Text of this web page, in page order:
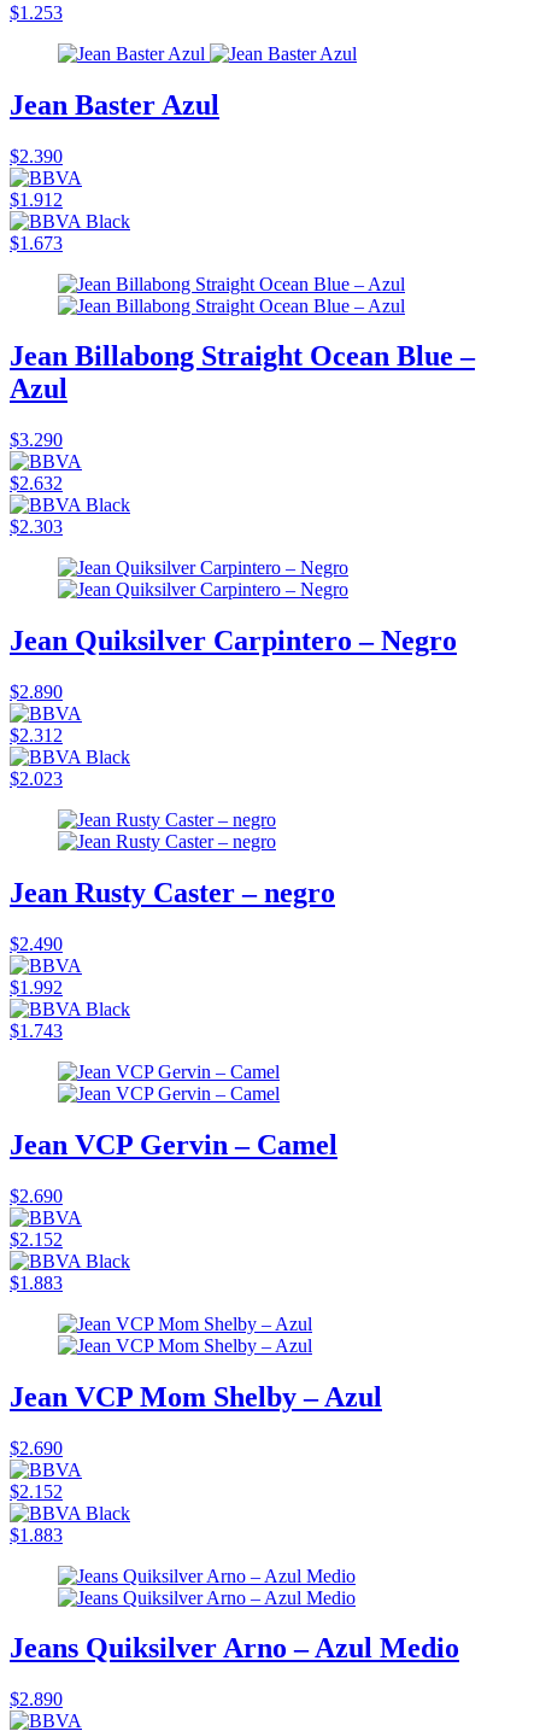
$1.253
Jean Baster Azul
$2.390
$1.912
$1.673
Jean Billabong Straight Ocean Blue –
Azul
$3.290
$2.632
$2.303
Jean Quiksilver Carpintero – Negro
$2.890
$2.312
$2.023
Jean Rusty Caster – negro
$2.490
$1.992
$1.743
Jean VCP Gervin – Camel
$2.690
$2.152
$1.883
Jean VCP Mom Shelby – Azul
$2.690
$2.152
$1.883
Jeans Quiksilver Arno – Azul Medio
$2.890